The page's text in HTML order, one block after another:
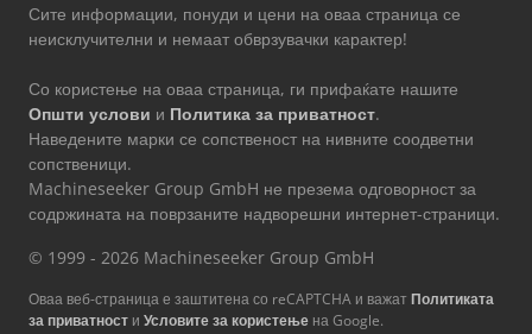
Сите информации, понуди и цени на оваа страница се
неисклучителни и немаат обврзувачки карактер!
Со користење на оваа страница, ги прифаќате нашите
Општи услови и Политика за приватност.
Наведените марки се сопственост на нивните соодветни
сопственици.
Machineseeker Group GmbH не презема одговорност за
содржината на поврзаните надворешни интернет-страници.
© 1999 - 2026 Machineseeker Group GmbH
Оваа веб-страница е заштитена со reCAPTCHA и важат Политиката
за приватност и Условите за користење на Google.